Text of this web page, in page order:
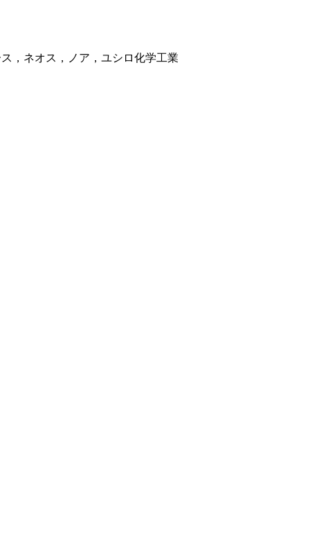
，ネオス，ノア，ユシロ化学工業